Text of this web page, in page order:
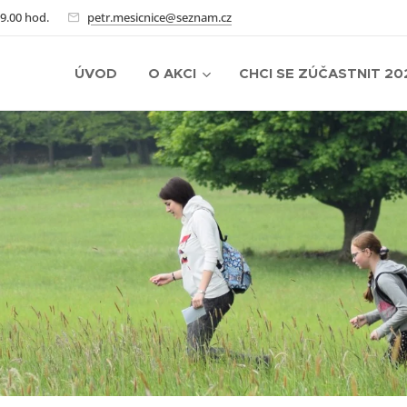
hod. petr.mesicnice@seznam.cz
ÚVOD O AKCI CHCI SE ZÚČASTNIT